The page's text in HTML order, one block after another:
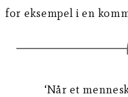
for eksempel i en
‘Når et